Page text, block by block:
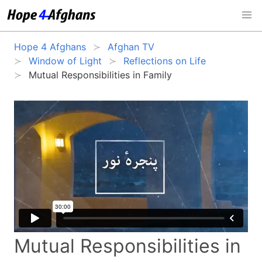
Hope 4 Afghans
Afghan TV
Window of Light
Reflections on Life
Mutual Responsibilities in Family
Mutual Responsibilities in